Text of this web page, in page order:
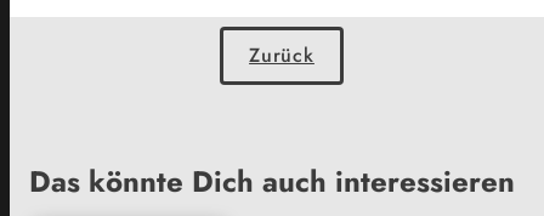
Zurück
Das könnte Dich auch interessieren